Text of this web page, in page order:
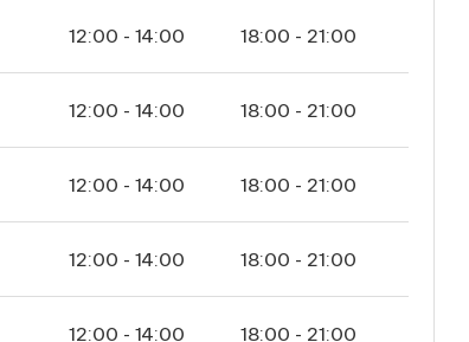
12:00 - 14:00 18:00 - 21:00
12:00 - 14:00 18:00 - 21:00
12:00 - 14:00 18:00 - 21:00
12:00 - 14:00 18:00 - 21:00
12:00 - 14:00 18:00 - 21:00